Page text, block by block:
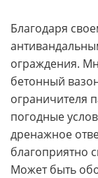
Благодаря
ограждения.
бетонный
ограничителя
погодные
дренажное
благоприятно
Может быть